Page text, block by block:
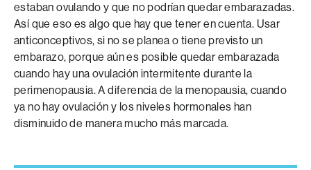
estaban ovulando y que no podrían quedar embarazadas.
Así que eso es algo que hay que tener en cuenta. Usar
anticonceptivos, si no se planea o tiene previsto un
embarazo, porque aún es posible quedar embarazada
cuando hay una ovulación intermitente durante la
perimenopausia. A diferencia de la menopausia, cuando
ya no hay ovulación y los niveles hormonales han
disminuido de manera mucho más marcada.